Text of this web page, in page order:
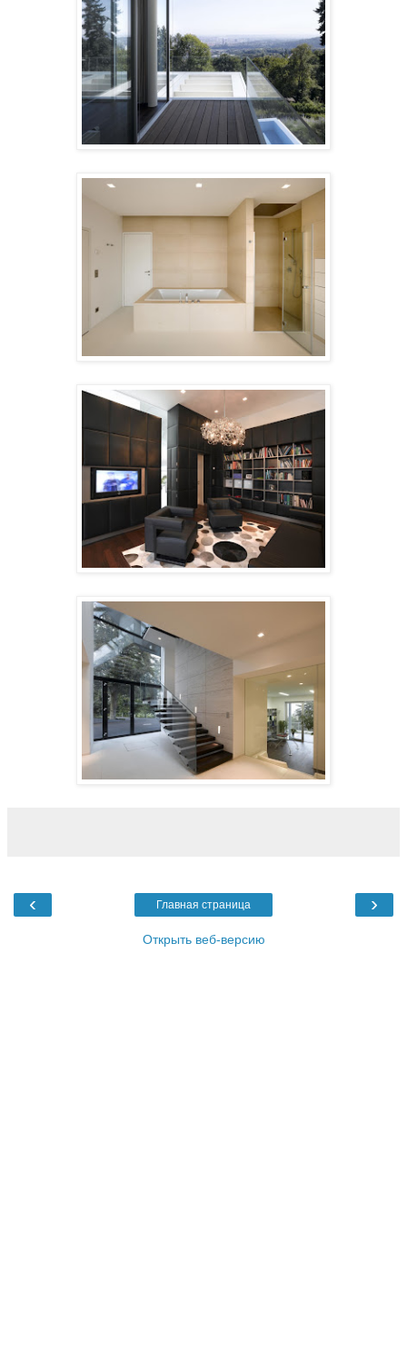
‹ ›
Главная страница
Открыть веб-версию